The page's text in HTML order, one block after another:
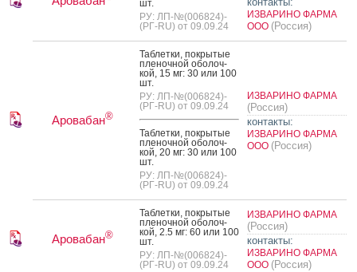
шт.
РУ: ЛП-№(006824)-
(РГ-RU) от 09.09.24
ИЗВАРИНО ФАРМА
ООО (Россия)
Аровабан®
Таб­летки, пок­ры­тые
пле­ноч­ной обо­лоч­
кой, 15 мг: 30 или 100
шт.
РУ: ЛП-№(006824)-
(РГ-RU) от 09.09.24
Таб­летки, пок­ры­тые
пле­ноч­ной обо­лоч­
кой, 20 мг: 30 или 100
шт.
РУ: ЛП-№(006824)-
(РГ-RU) от 09.09.24
ИЗВАРИНО ФАРМА
(Россия)
контакты:
ИЗВАРИНО ФАРМА
ООО (Россия)
Аровабан®
Таб­летки, пок­ры­тые
пле­ноч­ной обо­лоч­
кой, 2.5 мг: 60 или 100
шт.
РУ: ЛП-№(006824)-
(РГ-RU) от 09.09.24
ИЗВАРИНО ФАРМА
(Россия)
контакты:
ИЗВАРИНО ФАРМА
ООО (Россия)